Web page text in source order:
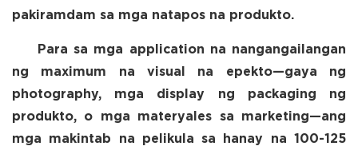
pakiramdam sa mga natapos na produkto.
Para sa mga application na nangangailangan
ng maximum na visual na epekto—gaya ng
photography, mga display ng packaging ng
produkto, o mga materyales sa marketing—ang
mga makintab na pelikula sa hanay na 100-125